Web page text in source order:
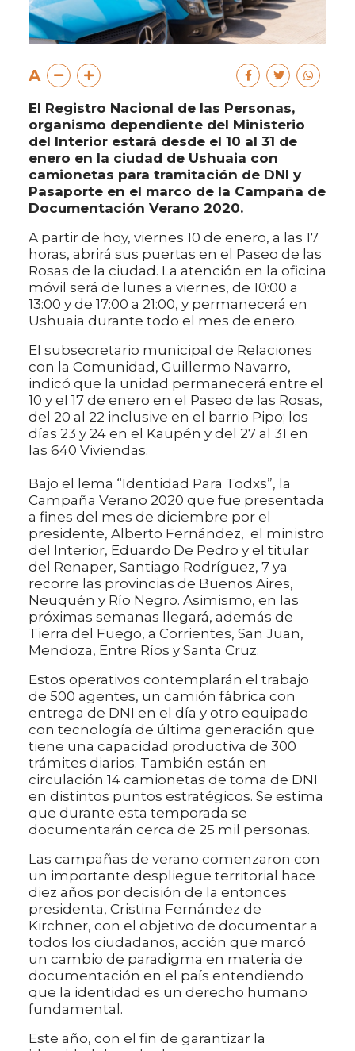
A
El Registro Nacional de las Personas,
organismo dependiente del Ministerio
del Interior estará desde el 10 al 31 de
enero en la ciudad de Ushuaia con
camionetas para tramitación de DNI y
Pasaporte en el marco de la Campaña de
Documentación Verano 2020.
A partir de hoy, viernes 10 de enero, a las 17
horas, abrirá sus puertas en el Paseo de las
Rosas de la ciudad. La atención en la oficina
móvil será de lunes a viernes, de 10:00 a
13:00 y de 17:00 a 21:00, y permanecerá en
Ushuaia durante todo el mes de enero.
El subsecretario municipal de Relaciones
con la Comunidad, Guillermo Navarro,
indicó que la unidad permanecerá entre el
10 y el 17 de enero en el Paseo de las Rosas,
del 20 al 22 inclusive en el barrio Pipo; los
días 23 y 24 en el Kaupén y del 27 al 31 en
las 640 Viviendas.
Bajo el lema “Identidad Para Todxs”, la
Campaña Verano 2020 que fue presentada
a fines del mes de diciembre por el
presidente, Alberto Fernández, el ministro
del Interior, Eduardo De Pedro y el titular
del Renaper, Santiago Rodríguez, 7 ya
recorre las provincias de Buenos Aires,
Neuquén y Río Negro. Asimismo, en las
próximas semanas llegará, además de
Tierra del Fuego, a Corrientes, San Juan,
Mendoza, Entre Ríos y Santa Cruz.
Estos operativos contemplarán el trabajo
de 500 agentes, un camión fábrica con
entrega de DNI en el día y otro equipado
con tecnología de última generación que
tiene una capacidad productiva de 300
trámites diarios. También están en
circulación 14 camionetas de toma de DNI
en distintos puntos estratégicos. Se estima
que durante esta temporada se
documentarán cerca de 25 mil personas.
Las campañas de verano comenzaron con
un importante despliegue territorial hace
diez años por decisión de la entonces
presidenta, Cristina Fernández de
Kirchner, con el objetivo de documentar a
todos los ciudadanos, acción que marcó
un cambio de paradigma en materia de
documentación en el país entendiendo
que la identidad es un derecho humano
fundamental.
Este año, con el fin de garantizar la